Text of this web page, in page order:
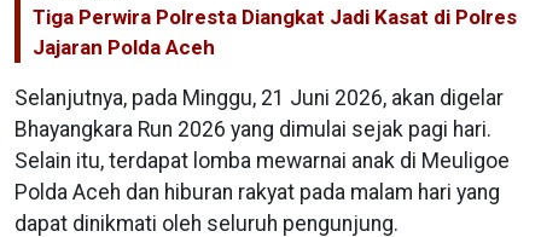
Tiga Perwira Polresta Diangkat Jadi Kasat di Polres
Jajaran Polda Aceh
Selanjutnya, pada Minggu, 21 Juni 2026, akan digelar
Bhayangkara Run 2026 yang dimulai sejak pagi hari.
Selain itu, terdapat lomba mewarnai anak di Meuligoe
Polda Aceh dan hiburan rakyat pada malam hari yang
dapat dinikmati oleh seluruh pengunjung.